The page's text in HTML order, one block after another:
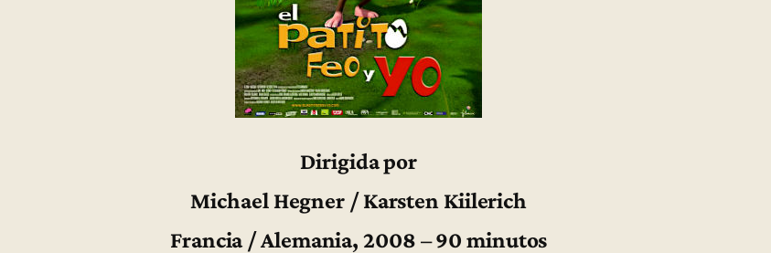
Dirigida por
Michael Hegner / Karsten Kiilerich
Francia / Alemania, 2008 – 90 minutos